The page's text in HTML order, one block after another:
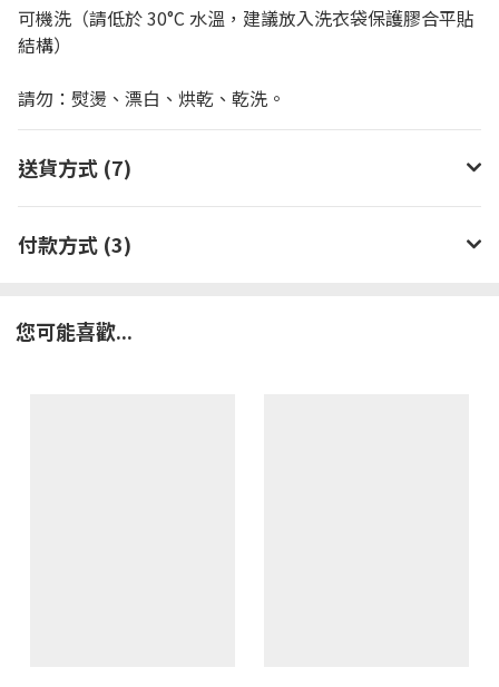
可機洗（請低於 30°C 水溫，建議放入洗衣袋保護膠合平貼
結構）
請勿：熨燙、漂白、烘乾、乾洗。
送貨方式 (7)
付款方式 (3)
您可能喜歡...